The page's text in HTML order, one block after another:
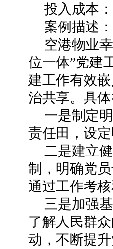
投入成本：
案例描述：
空港物业
位一体”党建
建工作有效
治共享。具
一是制定
责任田，设
二是建立
制，明确党
通过工作考
三是加强
了解人民群
动，不断提